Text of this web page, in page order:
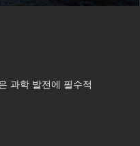
과학 발전에 필수적